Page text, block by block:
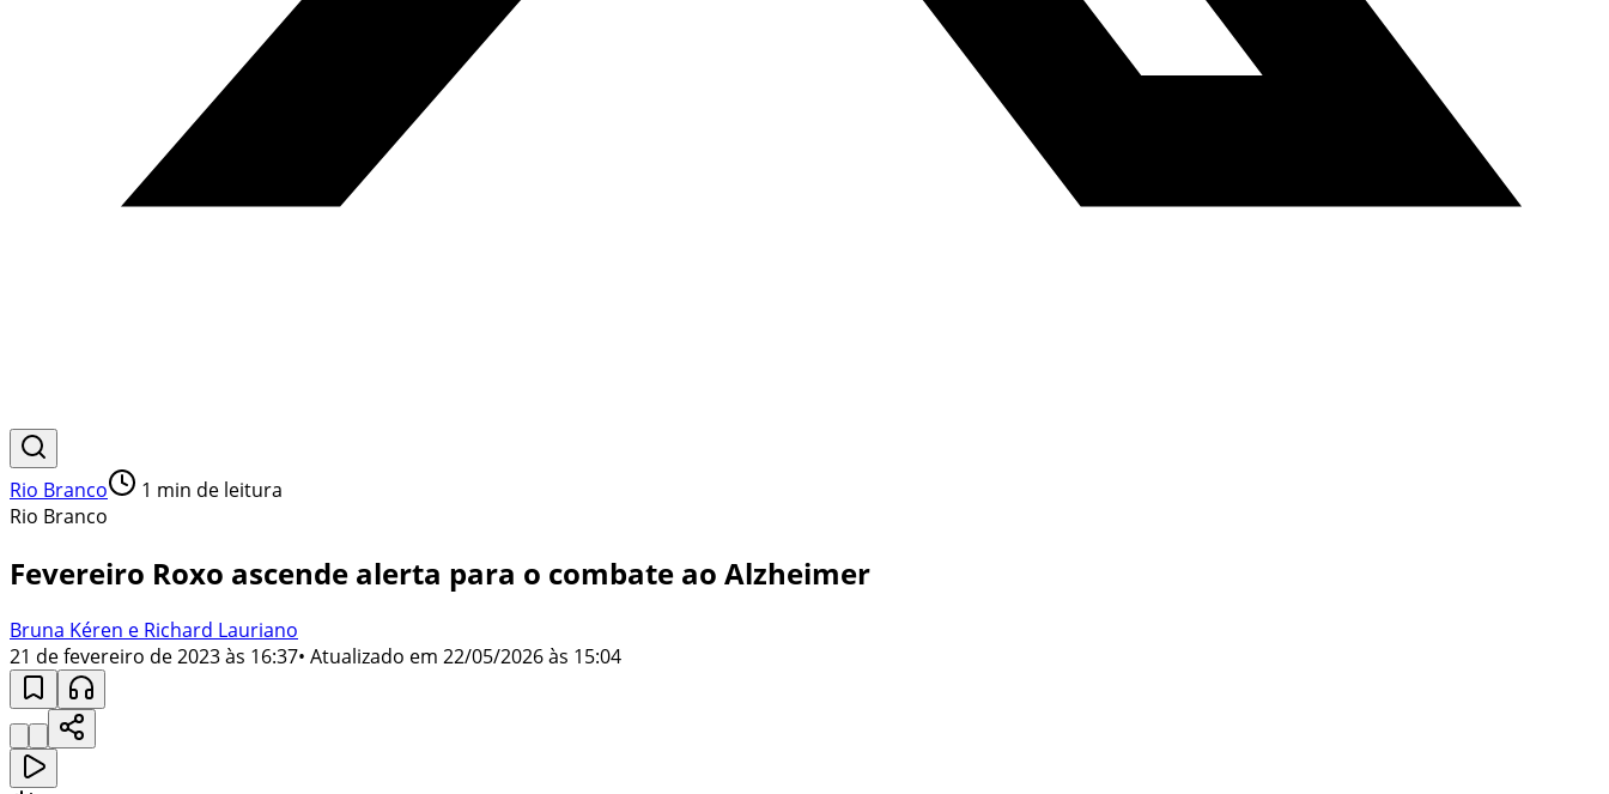
Rio Branco 1 min de leitura
Rio Branco
Fevereiro Roxo ascende alerta para o combate ao Alzheimer
Bruna Kéren e Richard Lauriano
21 de fevereiro de 2023 às 16:37• Atualizado em 22/05/2026 às 15:04